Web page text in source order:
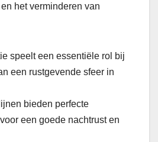
het verminderen van
speelt een essentiële rol bij
een rustgevende sfeer in
bieden perfecte
een goede nachtrust en